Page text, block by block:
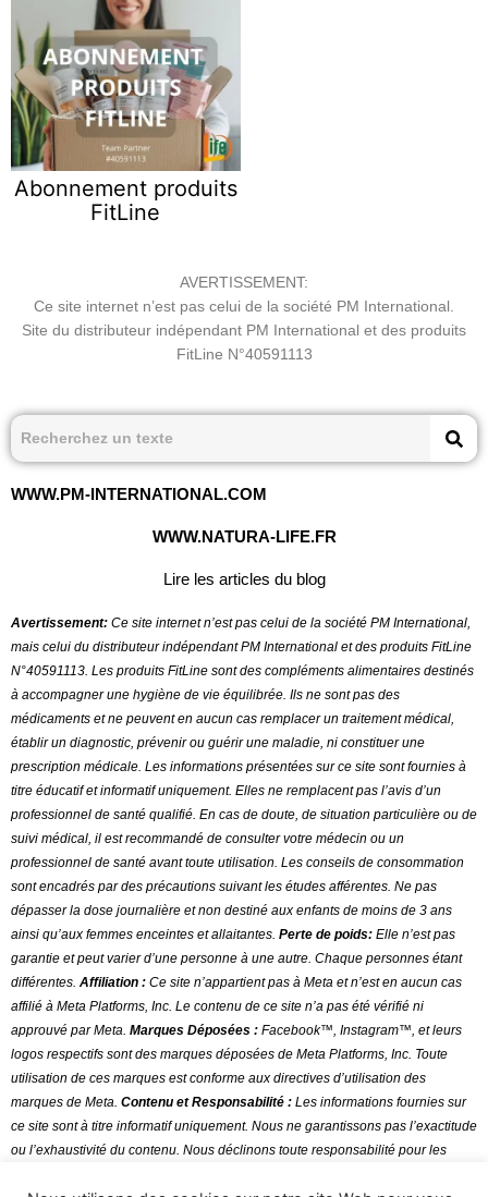
Abonnement produits
FitLine
AVERTISSEMENT:
Ce site internet n’est pas celui de la société PM International.
Site du distributeur indépendant PM International et des produits
FitLine N°40591113
WWW.PM-INTERNATIONAL.COM
WWW.NATURA-LIFE.FR
Lire les articles du blog
Avertissement: Ce site internet n’est pas celui de la société PM International,
mais celui du distributeur indépendant PM International et des produits FitLine
N°40591113. Les produits FitLine sont des compléments alimentaires destinés
à accompagner une hygiène de vie équilibrée. Ils ne sont pas des
médicaments et ne peuvent en aucun cas remplacer un traitement médical,
établir un diagnostic, prévenir ou guérir une maladie, ni constituer une
prescription médicale. Les informations présentées sur ce site sont fournies à
titre éducatif et informatif uniquement. Elles ne remplacent pas l’avis d’un
professionnel de santé qualifié. En cas de doute, de situation particulière ou de
suivi médical, il est recommandé de consulter votre médecin ou un
professionnel de santé avant toute utilisation. Les conseils de consommation
sont encadrés par des précautions suivant les études afférentes. Ne pas
dépasser la dose journalière et non destiné aux enfants de moins de 3 ans
ainsi qu’aux femmes enceintes et allaitantes. Perte de poids: Elle n’est pas
garantie et peut varier d’une personne à une autre. Chaque personnes étant
différentes. Affiliation : Ce site n’appartient pas à Meta et n’est en aucun cas
affilié à Meta Platforms, Inc. Le contenu de ce site n’a pas été vérifié ni
approuvé par Meta. Marques Déposées : Facebook™, Instagram™, et leurs
logos respectifs sont des marques déposées de Meta Platforms, Inc. Toute
utilisation de ces marques est conforme aux directives d’utilisation des
marques de Meta. Contenu et Responsabilité : Les informations fournies sur
ce site sont à titre informatif uniquement. Nous ne garantissons pas l’exactitude
ou l’exhaustivité du contenu. Nous déclinons toute responsabilité pour les